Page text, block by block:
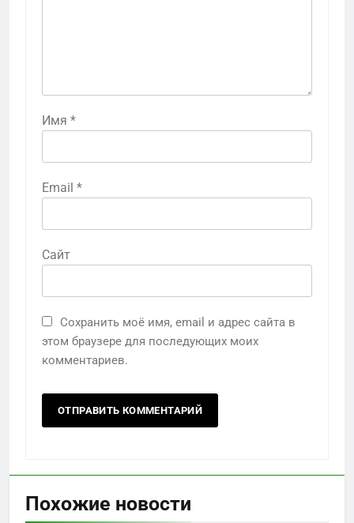
Имя *
Email *
Сайт
Сохранить моё имя, email и адрес сайта в
этом браузере для последующих моих
комментариев.
Похожие новости